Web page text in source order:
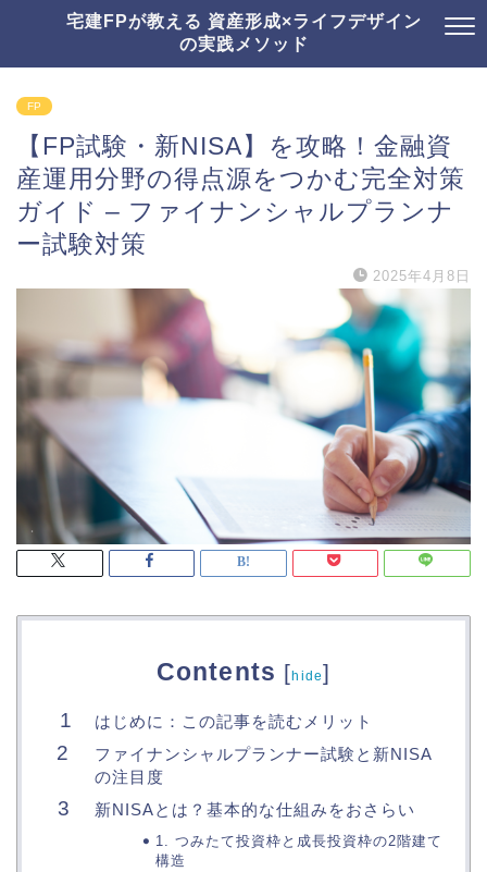
宅建FPが教える 資産形成×ライフデザイン
の実践メソッド
FP
【FP試験・新NISA】を攻略！金融資
産運用分野の得点源をつかむ完全対策
ガイド – ファイナンシャルプランナ
ー試験対策
2025年4月8日
Contents [hide]
はじめに：この記事を読むメリット
ファイナンシャルプランナー試験と新NISA
の注目度
新NISAとは？基本的な仕組みをおさらい
1. つみたて投資枠と成長投資枠の2階建て
構造